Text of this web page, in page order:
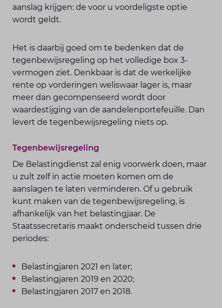
aanslag krijgen: de voor u voordeligste optie
wordt geldt.
Het is daarbij goed om te bedenken dat de
tegenbewijsregeling op het volledige box 3-
vermogen ziet. Denkbaar is dat de werkelijke
rente op vorderingen weliswaar lager is, maar
meer dan gecompenseerd wordt door
waardestijging van de aandelenportefeuille. Dan
levert de tegenbewijsregeling niets op.
Tegenbewijsregeling
De Belastingdienst zal enig voorwerk doen, maar
u zult zelf in actie moeten komen om de
aanslagen te laten verminderen. Of u gebruik
kunt maken van de tegenbewijsregeling, is
afhankelijk van het belastingjaar. De
Staatssecretaris maakt onderscheid tussen drie
periodes:
Belastingjaren 2021 en later;
Belastingjaren 2019 en 2020;
Belastingjaren 2017 en 2018.